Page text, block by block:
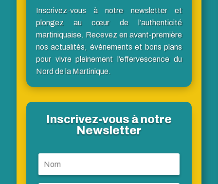
Inscrivez-vous à notre newsletter et
plongez au cœur de l’authenticité
martiniquaise. Recevez en avant-première
nos actualités, événements et bons plans
pour vivre pleinement l’effervescence du
Nord de la Martinique.
Inscrivez-vous à notre
Newsletter